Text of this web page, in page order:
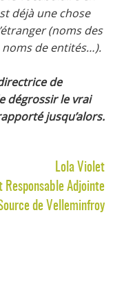
déjà une chose
(noms des
de entités…).
de
dégrossir le vrai
jusqu’alors.
Lola Violet
Adjointe
de Velleminfroy